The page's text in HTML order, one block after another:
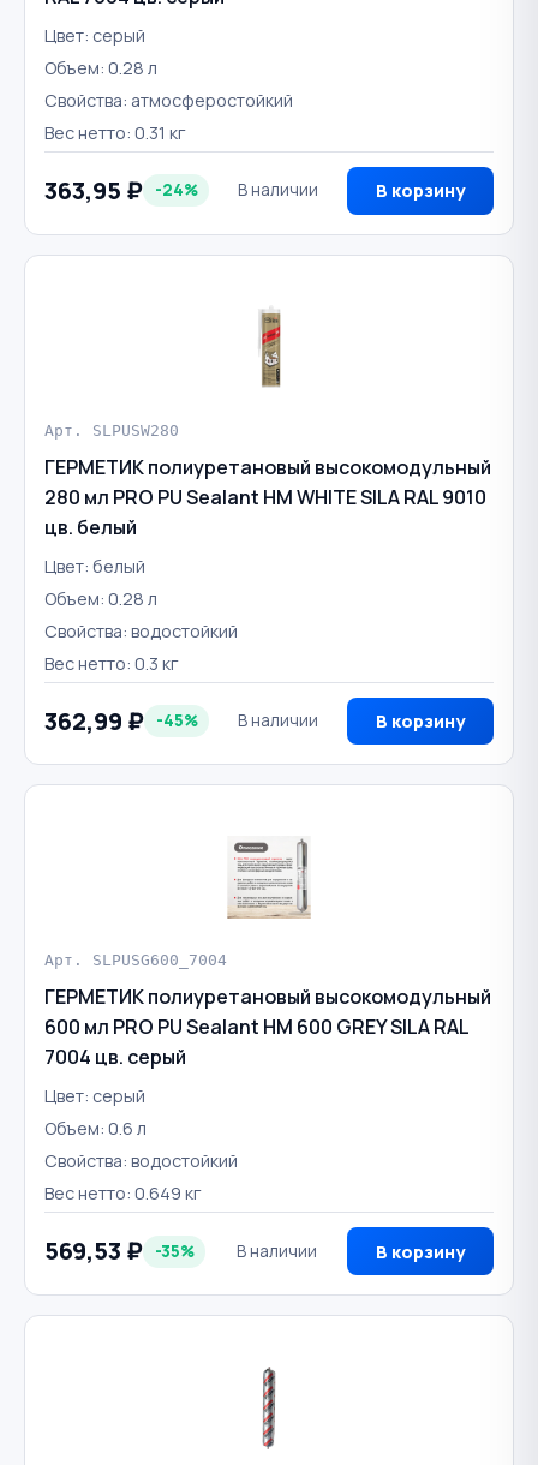
Цвет: серый
Объем: 0.28 л
Свойства: атмосферостойкий
Вес нетто: 0.31 кг
363,95 ₽ -24% В наличии В корзину
Арт. SLPUSW280
ГЕРМЕТИК полиуретановый высокомодульный
280 мл PRO PU Sealant HM WHITE SILA RAL 9010
цв. белый
Цвет: белый
Объем: 0.28 л
Свойства: водостойкий
Вес нетто: 0.3 кг
362,99 ₽ -45% В наличии В корзину
Арт. SLPUSG600_7004
ГЕРМЕТИК полиуретановый высокомодульный
600 мл PRO PU Sealant HM 600 GREY SILA RAL
7004 цв. серый
Цвет: серый
Объем: 0.6 л
Свойства: водостойкий
Вес нетто: 0.649 кг
569,53 ₽ -35% В наличии В корзину